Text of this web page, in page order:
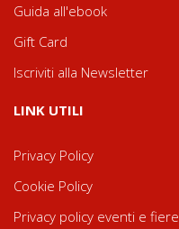
Guida all'ebook
Gift Card
Iscriviti alla Newsletter
LINK UTILI
Privacy Policy
Cookie Policy
Privacy policy eventi e fiere